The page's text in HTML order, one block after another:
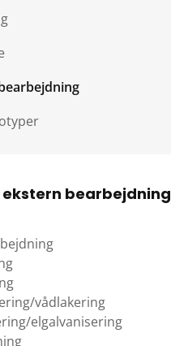
bearbejdning
vådlakering
elgalvanisering